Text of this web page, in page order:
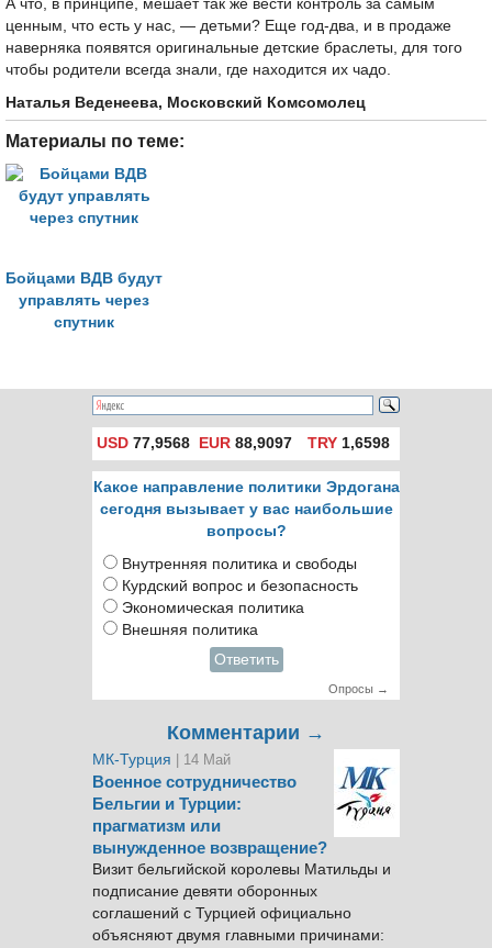
А что, в принципе, мешает так же вести контроль за самым
ценным, что есть у нас, — детьми? Еще год-два, и в продаже
наверняка появятся оригинальные детские браслеты, для того
чтобы родители всегда знали, где находится их чадо.
Наталья Веденеева, Московский Комсомолец
Материалы по теме:
Бойцами ВДВ будут
управлять через
спутник
USD 77,9568 EUR 88,9097 TRY1,6598
Какое направление политики Эрдогана
сегодня вызывает у вас наибольшие
вопросы?
Внутренняя политика и свободы
Курдский вопрос и безопасность
Экономическая политика
Внешняя политика
Ответить
Опросы →
Комментарии →
МК-Турция | 14 Май
Военное сотрудничество
Бельгии и Турции:
прагматизм или
вынужденное возвращение?
Визит бельгийской королевы Матильды и
подписание девяти оборонных
соглашений с Турцией официально
объясняют двумя главными причинами: